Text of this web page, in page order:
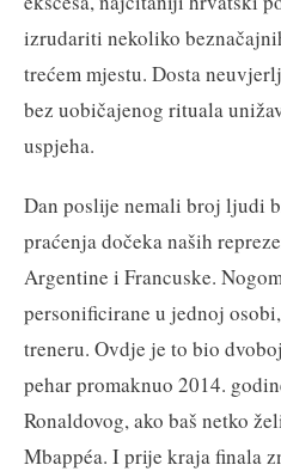
izrudariti nekoliko
trećem mjestu. Dosta
bez uobičajenog rituala
uspjeha.
Dan poslije nemali broj ljudi
praćenja dočeka naših
Argentine i Francuske.
personificirane u jednoj
treneru. Ovdje je to bio
pehar promaknuo 2014.
Ronaldovog, ako baš netko
Mbappéa. I prije kraja finala